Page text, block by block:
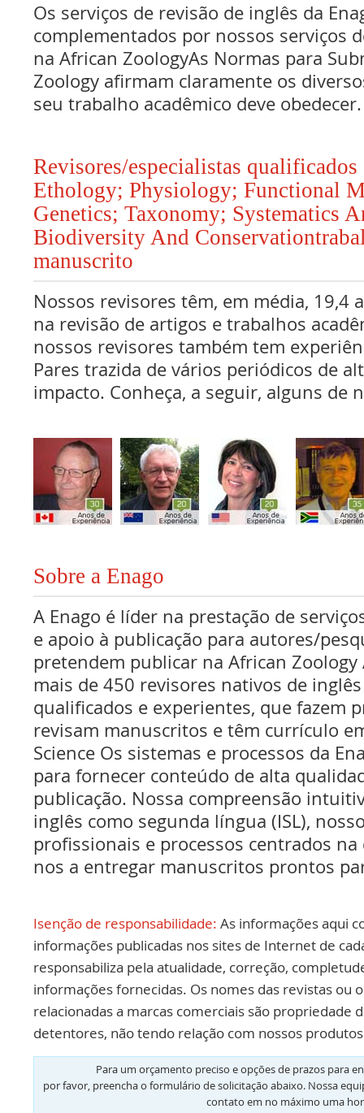
Os serviços de revisão de inglês da
complementados por nossos serviços
na African ZoologyAs Normas para
Zoology afirmam claramente os
seu trabalho acadêmico deve obedecer.
Revisores/especialistas
Ethology; Physiology; Functional
Genetics; Taxonomy; Systematics
Biodiversity And
manuscrito
Nossos revisores têm, em média, 19,4
na revisão de artigos e trabalhos
nossos revisores também tem
Pares trazida de vários periódicos de
impacto. Conheça, a seguir, alguns de
Sobre a Enago
A Enago é líder na prestação de
e apoio à publicação para autores/
pretendem publicar na African Zoology
mais de 450 revisores nativos de
qualificados e experientes, que fazem
revisam manuscritos e têm currículo
Science Os sistemas e processos da
para fornecer conteúdo de alta
publicação. Nossa compreensão
inglês como segunda língua (ISL),
profissionais e processos centrados
nos a entregar manuscritos prontos
Isenção de responsabilidade: As informações aqui
informações publicadas nos sites de Internet de
responsabiliza pela atualidade, correção,
informações fornecidas. Os nomes das revistas ou
relacionadas a marcas comerciais são propriedade
detentores, não tendo relação com nossos
Para um orçamento preciso e opções de prazos para
por favor, preencha o formulário de solicitação abaixo. Nossa
contato em no máximo uma